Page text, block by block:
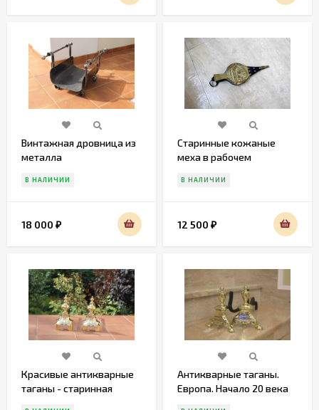
Винтажная дровница из
металла
В НАЛИЧИИ
18 000 ₽
Старинные кожаные
меха в рабочем
В НАЛИЧИИ
12 500 ₽
Красивые антикварные
таганы - старинная
Антикварные таганы.
Европа. Начало 20 века